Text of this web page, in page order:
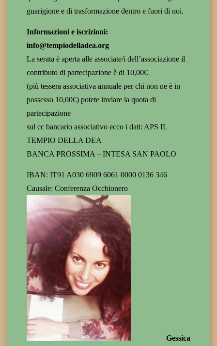
guarigione e di trasformazione dentro e fuori di noi.
Informazioni e iscrizioni:
info@tempiodelladea.org
La serata è aperta alle associate/i dell’associazione il
contributo di partecipazione è di 10,00€
(più tessera associativa annuale per chi non ne è in
possesso 10,00€) potete inviare la quota di
partecipazione
sul cc bancario associativo ecco i dati: APS IL
TEMPIO DELLA DEA
BANCA PROSSIMA – INTESA SAN PAOLO
IBAN: IT91 A030 6909 6061 0000 0136 346
Causale: Conferenza Occhionero
Gessica